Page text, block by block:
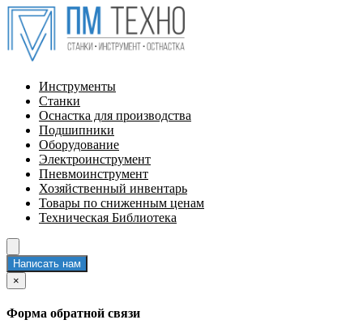
Инструменты
Станки
Оснастка для производства
Подшипники
Оборудование
Электроинструмент
Пневмоинструмент
Хозяйственный инвентарь
Товары по сниженным ценам
Техническая Библиотека
Написать нам
×
Форма обратной связи